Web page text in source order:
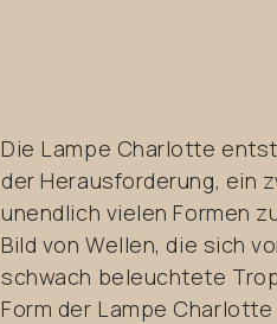
Die Lampe Charlotte
der Herausforderung, ein
unendlich vielen Formen
Bild von Wellen, die sich
schwach beleuchtete
Form der Lampe